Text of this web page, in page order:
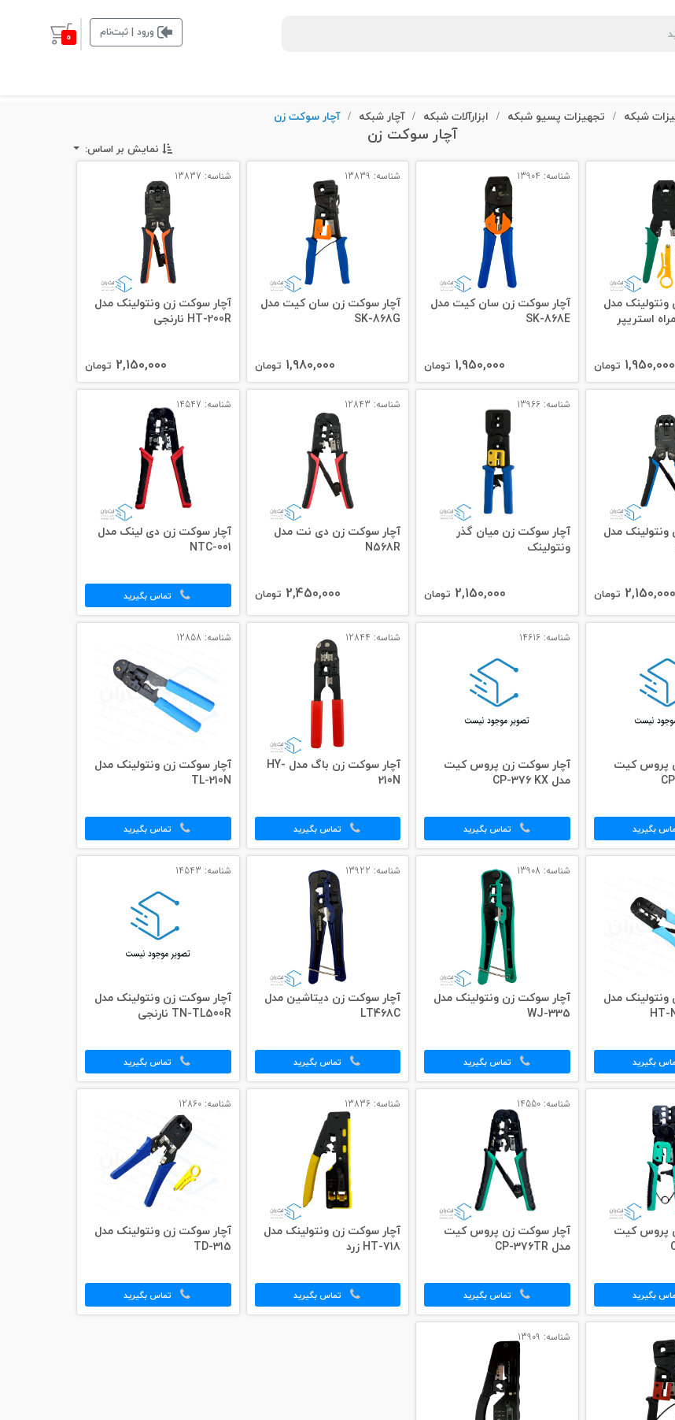
ورود | ثبت‌نام 0
شبکه / تجهیزات پسیو شبکه / ابزارآلات شبکه / آچار شبکه / آچار سوکت زن
آچار سوکت زن
نمایش بر اساس:
مدل
1,950,000 تومان
شناسه: 13904
آچار سوکت زن سان کیت مدل
SK-868E
1,950,000 تومان
شناسه: 13839
آچار سوکت زن سان کیت مدل
SK-868G
1,980,000 تومان
شناسه: 13837
آچار سوکت زن ونتولینک مدل
HT-200R نارنجی
2,150,000 تومان
مدل
2,150,000 تومان
شناسه: 13966
آچار سوکت زن میان گذر
ونتولینک
2,150,000 تومان
شناسه: 12843
آچار سوکت زن دی نت مدل
N568R
2,450,000 تومان
شناسه: 14547
آچار سوکت زن دی لینک مدل
NTC-001
تماس بگیرید
پروس کیت
بگیرید
شناسه: 14616
آچار سوکت زن پروس کیت
مدل CP-376 KX
تماس بگیرید
شناسه: 12844
آچار سوکت زن باگ مدل HY-
210N
تماس بگیرید
شناسه: 12858
آچار سوکت زن ونتولینک مدل
TL-210N
تماس بگیرید
مدل
HT-
بگیرید
شناسه: 13908
آچار سوکت زن ونتولینک مدل
WJ-335
تماس بگیرید
شناسه: 13922
آچار سوکت زن دیتاشین مدل
LT468C
تماس بگیرید
شناسه: 14543
آچار سوکت زن ونتولینک مدل
TN-TL500R نارنجی
تماس بگیرید
پروس کیت
بگیرید
شناسه: 14550
آچار سوکت زن پروس کیت
مدل CP-376TR
تماس بگیرید
شناسه: 13836
آچار سوکت زن ونتولینک مدل
HT-718 زرد
تماس بگیرید
شناسه: 12860
آچار سوکت زن ونتولینک مدل
TD-315
تماس بگیرید
شناسه: 13909